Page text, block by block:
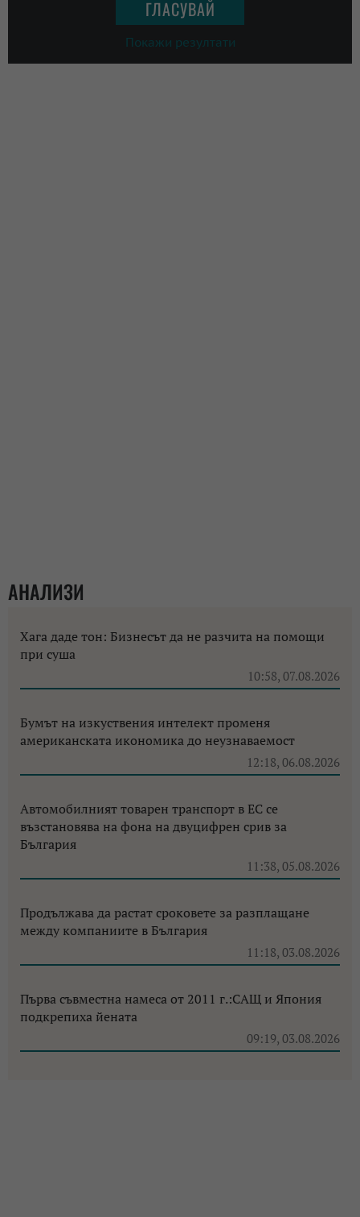
Покажи резултати
АНАЛИЗИ
Хага даде тон: Бизнесът да не разчита на помощи
при суша
10:58, 07.08.2026
Бумът на изкуствения интелект променя
американската икономика до неузнаваемост
12:18, 06.08.2026
Автомобилният товарен транспорт в ЕС се
възстановява на фона на двуцифрен срив за
България
11:38, 05.08.2026
Продължава да растат сроковете за разплащане
между компаниите в България
11:18, 03.08.2026
Първа съвместна намеса от 2011 г.:САЩ и Япония
подкрепиха йената
09:19, 03.08.2026